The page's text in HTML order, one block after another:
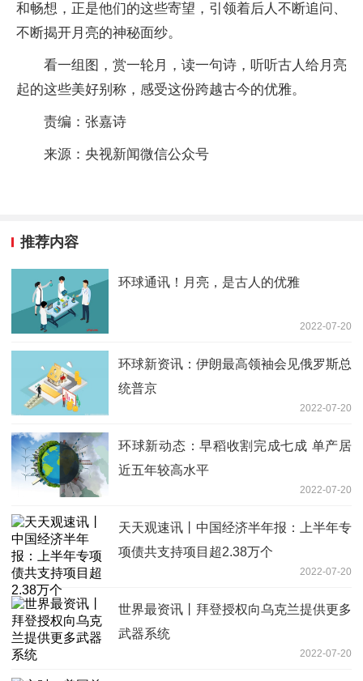
和畅想，正是他们的这些寄望，引领着后人不断追问、
不断揭开月亮的神秘面纱。
看一组图，赏一轮月，读一句诗，听听古人给月亮
起的这些美好别称，感受这份跨越古今的优雅。
责编：张嘉诗
来源：央视新闻微信公众号
推荐内容
环球通讯！月亮，是古人的优雅
2022-07-20
环球新资讯：伊朗最高领袖会见俄罗斯总
统普京
2022-07-20
环球新动态：早稻收割完成七成 单产居
近五年较高水平
2022-07-20
天天观速讯丨中国经济半年报：上半年专
项债共支持项目超2.38万个
2022-07-20
世界最资讯丨拜登授权向乌克兰提供更多
武器系统
2022-07-20